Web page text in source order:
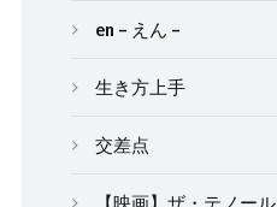
en – えん –
生き方上手
交差点